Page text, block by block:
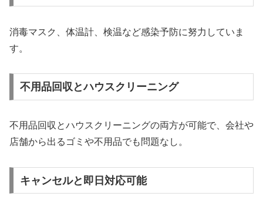
消毒マスク、体温計、検温など感染予防に努力していま
す。
不用品回収とハウスクリーニング
不用品回収とハウスクリーニングの両方が可能で、会社や
店舗から出るゴミや不用品でも問題なし。
キャンセルと即日対応可能